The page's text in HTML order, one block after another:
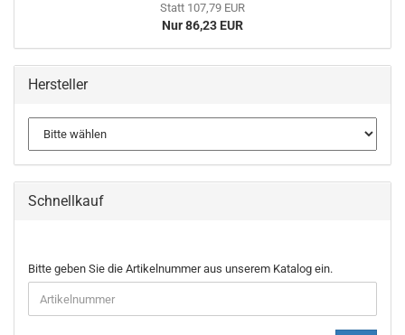
Statt 107,79 EUR
Nur 86,23 EUR
Hersteller
Schnellkauf
BITTE
GEBEN
SIE
DIE
Bitte geben Sie die Artikelnummer aus unserem Katalog ein.